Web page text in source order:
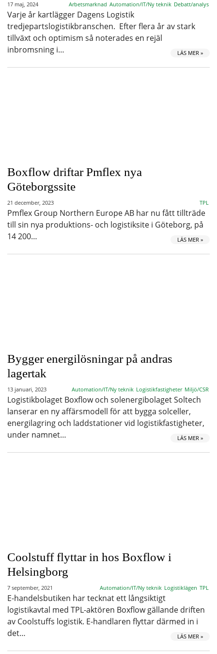
17 maj, 2024 Arbetsmarknad Automation/IT/Ny teknik Debatt/analys
Varje år kartlägger Dagens Logistik
tredjepartslogistikbranschen. Efter flera år av stark
tillväxt och optimism så noterades en rejäl
inbromsning i…
LÄS MER »
Boxflow driftar Pmflex nya
Göteborgssite
21 december, 2023 TPL
Pmflex Group Northern Europe AB har nu fått tillträde
till sin nya produktions- och logistiksite i Göteborg, på
14 200…
LÄS MER »
Bygger energilösningar på andras
lagertak
13 januari, 2023 Automation/IT/Ny teknik Logistikfastigheter Miljö/CSR
Logistikbolaget Boxflow och solenergibolaget Soltech
lanserar en ny affärsmodell för att bygga solceller,
energilagring och laddstationer vid logistikfastigheter,
under namnet…
LÄS MER »
Coolstuff flyttar in hos Boxflow i
Helsingborg
7 september, 2021 Automation/IT/Ny teknik Logistiklägen TPL
E-handelsbutiken har tecknat ett långsiktigt
logistikavtal med TPL-aktören Boxflow gällande driften
av Coolstuffs logistik. E-handlaren flyttar därmed in i
det…
LÄS MER »